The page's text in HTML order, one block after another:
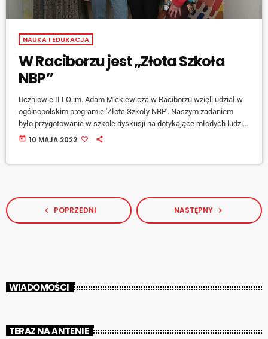
NAUKA I EDUKACJA
W Raciborzu jest „Złota Szkoła
NBP”
Uczniowie II LO im. Adam Mickiewicza w Raciborzu wzięli udział w
ogólnopolskim programie 'Złote Szkoły NBP'. Naszym zadaniem
było przygotowanie w szkole dyskusji na dotykające młodych ludzi
tematy ekonomiczne - wyjaśnia opiekun uczestników, Renata
today 10 MAJA 2022
navigate_before POPRZEDNI NASTĘPNY navigate_next
WIADOMOŚCI
TERAZ NA ANTENIE